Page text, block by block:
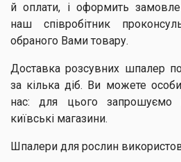
й оплати, і оформить
наш співробітник
обраного Вами товару.
Доставка розсувних шпалер по
за кілька діб. Ви можете
нас: для цього запрошуємо
київські магазини.
Шпалери для рослин